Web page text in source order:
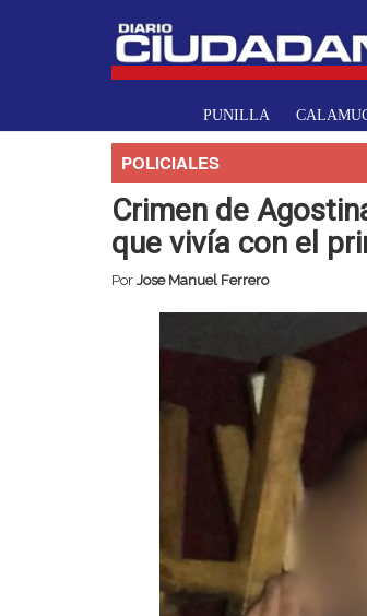
PUNILLA
POLICIALES
Crimen de
que vivía con el
Por Jose Manuel Ferrero